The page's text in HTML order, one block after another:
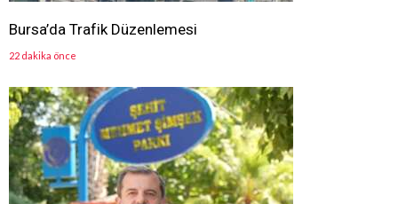
Bursa’da Trafik Düzenlemesi
22 dakika önce